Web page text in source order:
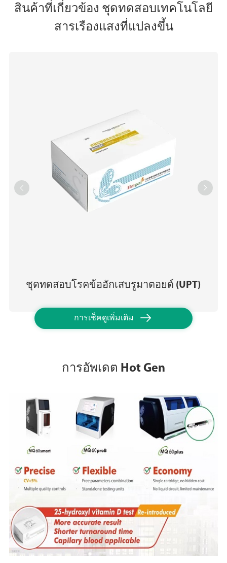
สินค้าที่เกี่ยวข้อง ชุดทดสอบเทคโนโลยี
สารเรืองแสงที่แปลงขึ้น
ชุดทดสอบโรคข้ออักเสบรูมาตอยด์ (UPT)
การเช็คดูเพิ่มเติม 
 
การอัพเดต Hot Gen